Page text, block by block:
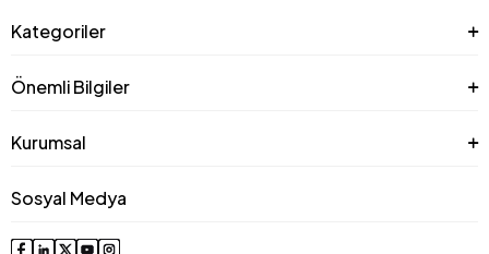
Kategoriler
Önemli Bilgiler
Kurumsal
Sosyal Medya